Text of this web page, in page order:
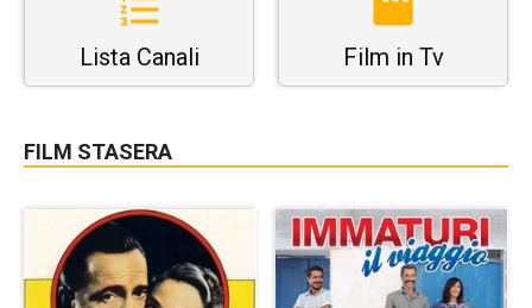
Lista Canali Film in Tv
FILM STASERA